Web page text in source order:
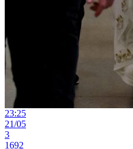
23:25
21/05
3
1692